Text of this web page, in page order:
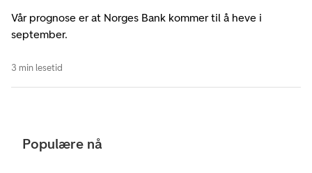
Vår prognose er at Norges Bank kommer til å heve i
september.
3 min lesetid
Populære nå